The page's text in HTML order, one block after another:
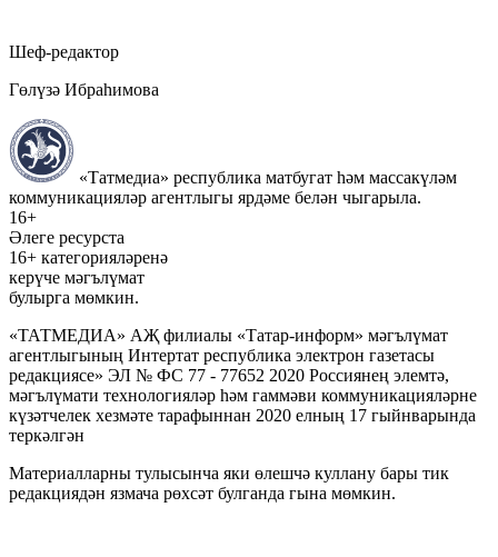
Шеф-редактор
Гөлүзә Ибраһимова
«Татмедиа» республика матбугат һәм массакүләм
коммуникацияләр агентлыгы ярдәме белән чыгарыла.
16+
Әлеге ресурста
16+ категорияләренә
керүче мәгълүмат
булырга мөмкин.
«ТАТМЕДИА» АҖ филиалы «Татар-информ» мәгълүмат
агентлыгының Интертат республика электрон газетасы
редакциясе» ЭЛ № ФС 77 - 77652 2020 Россиянең элемтә,
мәгълүмати технологияләр һәм гаммәви коммуникацияләрне
күзәтчелек хезмәте тарафыннан 2020 елның 17 гыйнварында
теркәлгән
Материалларны тулысынча яки өлешчә куллану бары тик
редакциядән язмача рөхсәт булганда гына мөмкин.